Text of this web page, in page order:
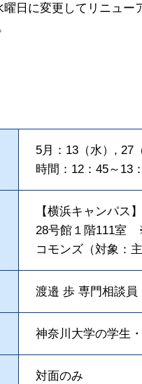
日に変更してリニュー
5月：13（水）, 27
時間：12：45～13
【横浜キャンパス】
28号館１階111室
コモンズ（対象：
渡邉 歩 専門相談員
神奈川大学の学生
対面のみ